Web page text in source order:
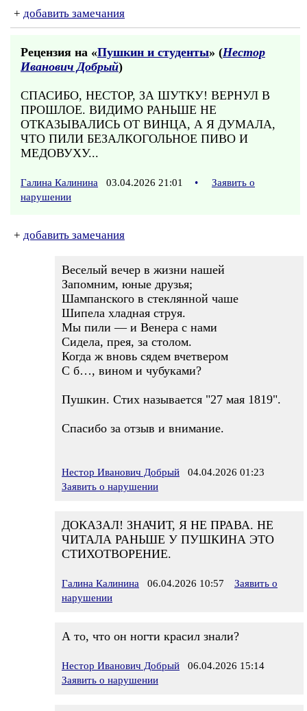
+ добавить замечания
Рецензия на «Пушкин и студенты» (Нестор
Иванович Добрый)
СПАСИБО, НЕСТОР, ЗА ШУТКУ! ВЕРНУЛ В
ПРОШЛОЕ. ВИДИМО РАНЬШЕ НЕ
ОТКАЗЫВАЛИСЬ ОТ ВИНЦА, А Я ДУМАЛА,
ЧТО ПИЛИ БЕЗАЛКОГОЛЬНОЕ ПИВО И
МЕДОВУХУ...
Галина Калинина 03.04.2026 21:01 •
Заявить о
нарушении
+ добавить замечания
Веселый вечер в жизни нашей
Запомним, юные друзья;
Шампанского в стеклянной чаше
Шипела хладная струя.
Мы пили — и Венера с нами
Сидела, прея, за столом.
Когда ж вновь сядем вчетвером
С б…, вином и чубуками?
Пушкин. Стих называется "27 мая 1819".
Спасибо за отзыв и внимание.
Нестор Иванович Добрый 04.04.2026 01:23
Заявить о нарушении
ДОКАЗАЛ! ЗНАЧИТ, Я НЕ ПРАВА. НЕ
ЧИТАЛА РАНЬШЕ У ПУШКИНА ЭТО
СТИХОТВОРЕНИЕ.
Галина Калинина 06.04.2026 10:57
Заявить о
нарушении
А то, что он ногти красил знали?
Нестор Иванович Добрый 06.04.2026 15:14
Заявить о нарушении